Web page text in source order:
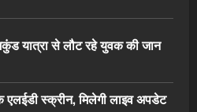
यात्रा से लौट रहे युवक की जान
एलईडी स्क्रीन, मिलेगी लाइव अपडेट